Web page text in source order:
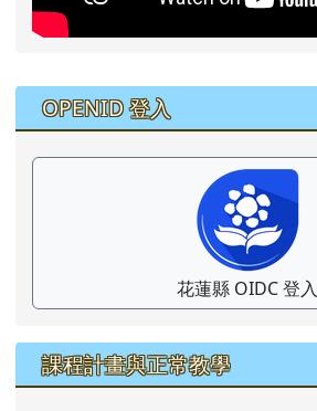
右邊區域內容
OPENID 登入
花蓮縣 OIDC 登入
課程計畫與正常教學